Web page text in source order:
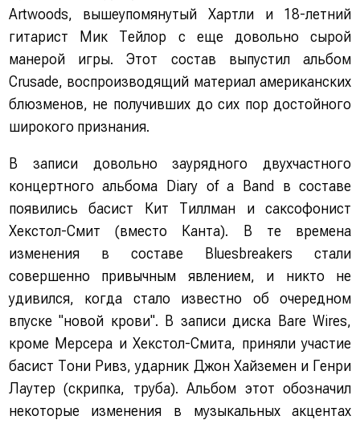
Artwoods, вышеупомянутый Хартли и 18-летний
гитарист Мик Тейлор с еще довольно сырой
манерой игры. Этот состав выпустил альбом
Crusade, воспроизводящий материал американских
блюзменов, не получивших до сих пор достойного
широкого признания.
В записи довольно заурядного двухчастного
концертного альбома Diary of a Band в составе
появились басист Кит Тиллман и саксофонист
Хекстол-Смит (вместо Канта). В те времена
изменения в составе Bluesbreakers стали
совершенно привычным явлением, и никто не
удивился, когда стало известно об очередном
впуске "новой крови". В записи диска Bare Wires,
кроме Мерсера и Хекстол-Смита, приняли участие
басист Тони Ривз, ударник Джон Хайземен и Генри
Лаутер (скрипка, труба). Альбом этот обозначил
некоторые изменения в музыкальных акцентах